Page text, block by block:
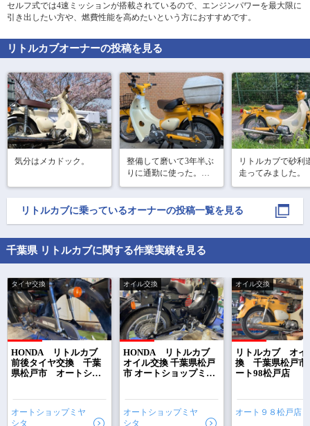
セルフ式では4速ミッションが搭載されているので、エンジンパワーを最大限に
引き出したい方や、燃費性能を高めたいという方におすすめです。
リトルカブオーナーの投稿を見る
気分はメカドック。
整備して磨いて3年半ぶ
りに通勤に使った。小
気味良く走る気持ち良
し。
リトルカブで砂利
走ってみました。
リトルカブに乗っているオーナーの投稿一覧を見る
千葉県 リトルカブに関する作業実績を見る
タイヤ交換
HONDA リトルカブ
前後タイヤ交換 千葉
県松戸市 オートショ
オートショップミヤ
シタ
オイル交換
HONDA リトルカブ
オイル交換 千葉県松戸
市 オートショップミヤ
オートショップミヤ
シタ
オイル交換
リトルカブ オイ
換 千葉県松戸
ート98松戸店
オート９８松戸店
で相場をチェック！
車種選択するだけ、かんたん相場検索
まずはメーカーを選択する